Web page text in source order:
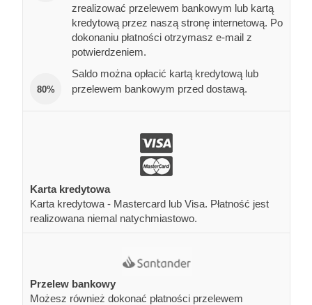
zrealizować przelewem bankowym lub kartą
kredytową przez naszą stronę internetową. Po
dokonaniu płatności otrzymasz e-mail z
potwierdzeniem.
80%
Saldo można opłacić kartą kredytową lub
przelewem bankowym przed dostawą.
Karta kredytowa
Karta kredytowa - Mastercard lub Visa. Płatność jest
realizowana niemal natychmiastowo.
Przelew bankowy
Możesz również dokonać płatności przelewem